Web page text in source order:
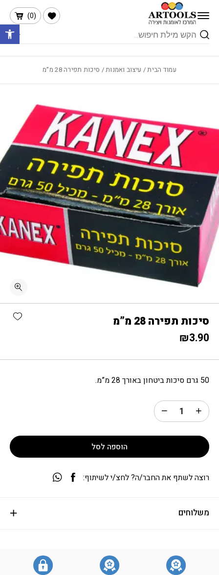
Skip to Content
Products
search
(
0
)
הרשימה שלי
עמוד הבית/ עיצוב ואמנות/ סיכות תפירה 28 מ”מ
סיכות תפירה 28 מ”מ
₪3.90
50 גרם סיכות ביטחון באורך 28 מ”מ.
הוספה לסל
משלוחים
רוצה לשתף את החבר/ה? לחצ/י לשיתוף:
בחזרה למעלה